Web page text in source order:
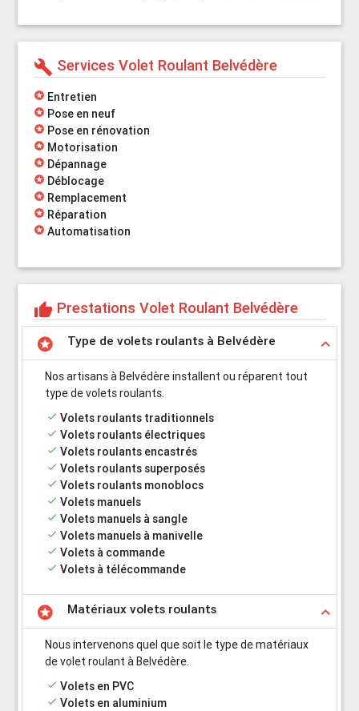
build Services Volet Roulant Belvédère
stars Entretien
stars Pose en neuf
stars Pose en rénovation
stars Motorisation
stars Dépannage
stars Déblocage
stars Remplacement
stars Réparation
stars Automatisation
thumb_up Prestations Volet Roulant Belvédère
stars keyboard_arrow_up
Type de volets roulants à Belvédère
Nos artisans à Belvédère installent ou réparent tout
type de volets roulants.
done Volets roulants traditionnels
done Volets roulants électriques
done Volets roulants encastrés
done Volets roulants superposés
done Volets roulants monoblocs
done Volets manuels
done Volets manuels à sangle
done Volets manuels à manivelle
done Volets à commande
done Volets à télécommande
stars keyboard_arrow_up
Matériaux volets roulants
Nous intervenons quel que soit le type de matériaux
de volet roulant à Belvédère.
done Volets en PVC
done Volets en aluminium